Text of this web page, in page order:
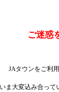
ご迷惑
JAタウンをご利
ま大変込み合って